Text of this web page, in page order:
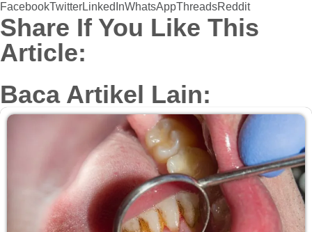
FacebookTwitterLinkedInWhatsAppThreadsReddit
Share If You Like This
Article:
Baca Artikel Lain: